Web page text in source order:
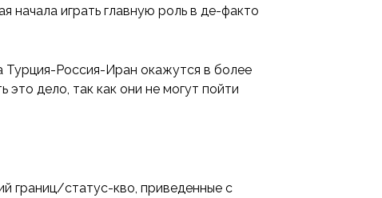
начала играть главную роль в де-факто
Турция-Россия-Иран окажутся в более
дело, так как они не могут пойти
границ/статус-кво, приведенные с